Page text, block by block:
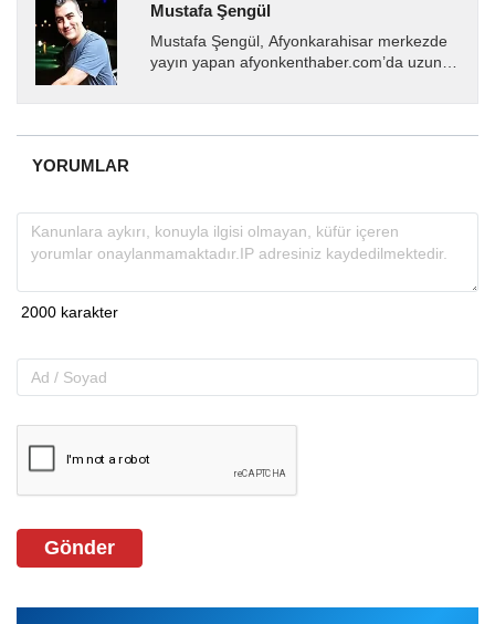
Mustafa Şengül
Mustafa Şengül, Afyonkarahisar merkezde
yayın yapan afyonkenthaber.com’da uzun
almakta, haber akışı...
YORUMLAR
Gönder